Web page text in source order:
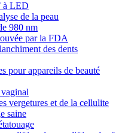
à LED
de la peau
980 nm
par la FDA
des dents
pour appareils de beauté
vergetures et de la cellulite
saine